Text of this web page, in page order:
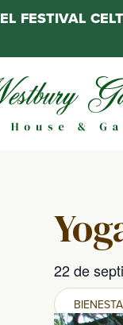
22 de
EL FESTIVAL